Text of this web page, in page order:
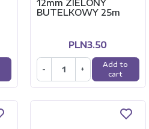
12mm ZIELONY
BUTELKOWY 25m
PLN3.50
- +
Add to
cart